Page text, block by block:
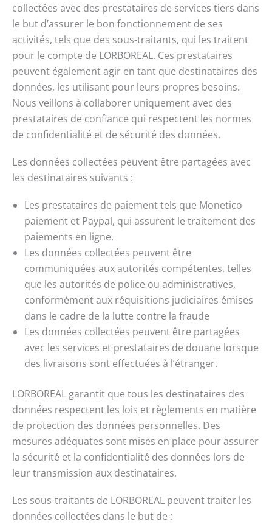
collectées avec des prestataires de services tiers dans
le but d’assurer le bon fonctionnement de ses
activités, tels que des sous-traitants, qui les traitent
pour le compte de LORBOREAL. Ces prestataires
peuvent également agir en tant que destinataires des
données, les utilisant pour leurs propres besoins.
Nous veillons à collaborer uniquement avec des
prestataires de confiance qui respectent les normes
de confidentialité et de sécurité des données.
Les données collectées peuvent être partagées avec
les destinataires suivants :
Les prestataires de paiement tels que Monetico
paiement et Paypal, qui assurent le traitement des
paiements en ligne.
Les données collectées peuvent être
communiquées aux autorités compétentes, telles
que les autorités de police ou administratives,
conformément aux réquisitions judiciaires émises
dans le cadre de la lutte contre la fraude
Les données collectées peuvent être partagées
avec les services et prestataires de douane lorsque
des livraisons sont effectuées à l’étranger.
LORBOREAL garantit que tous les destinataires des
données respectent les lois et règlements en matière
de protection des données personnelles. Des
mesures adéquates sont mises en place pour assurer
la sécurité et la confidentialité des données lors de
leur transmission aux destinataires.
Les sous-traitants de LORBOREAL peuvent traiter les
données collectées dans le but de :